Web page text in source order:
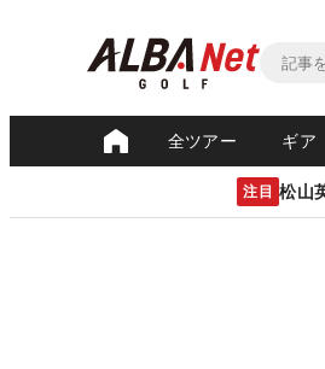
全ツアー ギア
注目 松山